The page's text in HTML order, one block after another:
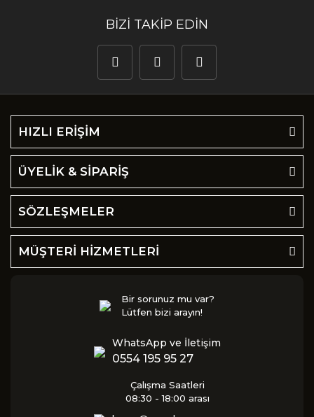
BİZİ TAKİP EDİN
HIZLI ERİŞİM
ÜYELİK & SİPARİŞ
SÖZLEŞMELER
MÜŞTERİ HİZMETLERİ
Bir sorunuz mu var?
Lütfen bizi arayın!
WhatsApp ve İletişim
0554 195 95 27
Çalışma Saatleri
08:30 - 18:00 arası